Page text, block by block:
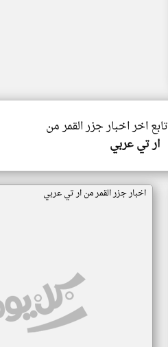
تابع اخر اخبار جزر القمر من
ار تي عربي
اخبار جزر القمر من ار تي عربي